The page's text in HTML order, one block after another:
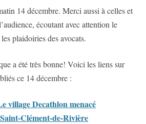
14 décembre. Merci aussi à celles et
écoutant avec attention le
plaidoiries des avocats.
a été très bonne! Voici les liens sur
ce 14 décembre :
village Decathlon menacé
Clément-de-Rivière